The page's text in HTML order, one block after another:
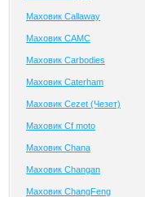
Маховик Callaway
Маховик CAMC
Маховик Carbodies
Маховик Caterham
Маховик Cezet (Чезет)
Маховик Cf moto
Маховик Chana
Маховик Changan
Маховик ChangFeng